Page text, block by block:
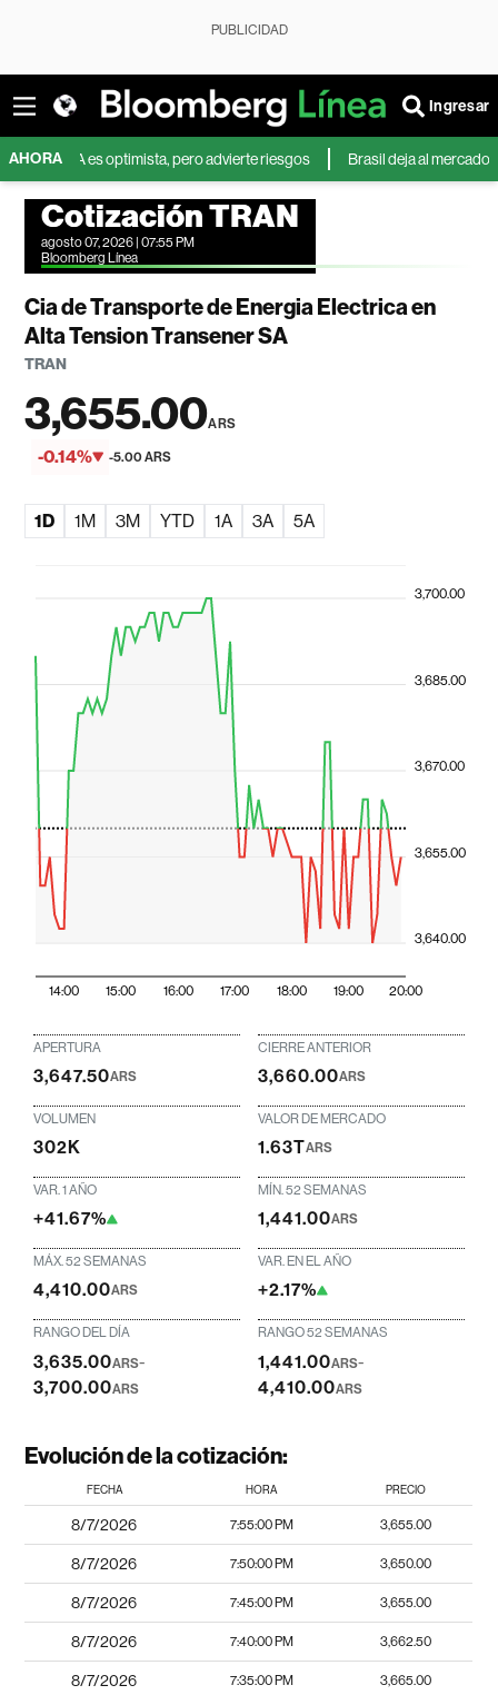
PUBLICIDAD
Ingresar
AHORA
es optimista, pero advierte riesgos Brasil deja al mercado mundial
Cotización TRAN
agosto 07, 2026 | 07:55 PM
Bloomberg Línea
Cia de Transporte de Energia Electrica en
Alta Tension Transener SA
TRAN
3,655.00ARS
-0.14% -5.00 ARS
1D 1M 3M YTD 1A 3A 5A
14:00 15:00 16:00 17:00 18:00 19:00 20:00
3,640.00
3,655.00
3,670.00
3,685.00
3,700.00
APERTURA
3,647.50ARS
CIERRE ANTERIOR
3,660.00ARS
VOLUMEN
302K
VALOR DE MERCADO
1.63TARS
VAR. 1 AÑO
+41.67%
MÍN. 52 SEMANAS
1,441.00ARS
MÁX. 52 SEMANAS
4,410.00ARS
VAR. EN EL AÑO
+2.17%
RANGO DEL DÍA
3,635.00ARS-
3,700.00ARS
RANGO 52 SEMANAS
1,441.00ARS-
4,410.00ARS
Evolución de la cotización:
FECHA HORA PRECIO
8/7/2026 7:55:00 PM 3,655.00
8/7/2026 7:50:00 PM 3,650.00
8/7/2026 7:45:00 PM 3,655.00
8/7/2026 7:40:00 PM 3,662.50
8/7/2026 7:35:00 PM 3,665.00